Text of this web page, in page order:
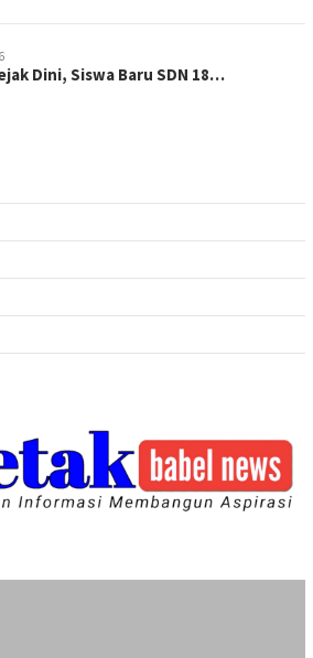
Dini, Siswa Baru SDN 18…